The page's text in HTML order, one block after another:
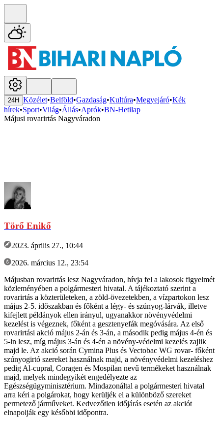
24H Közélet•Belföld•Gazdaság•Kultúra•Megyejáró•Kék
hírek•Sport•Világ•Állás•Aprók•BN-Hetilap
Májusi rovarirtás Nagyváradon
Törő Enikő
2023. április 27., 10:44
2026. március 12., 23:54
Májusban rovarirtás lesz Nagyváradon, hívja fel a lakosok figyelmét
közleményében a polgármesteri hivatal. A tájékoztató szerint a
rovarirtás a közterületeken, a zöld-övezetekben, a vízpartokon lesz
május 2-5. időszakban és főként a légy- és szúnyog-lárvák, illetve
kifejlett példányok ellen irányul, ugyanakkor növényvédelmi
kezelést is végeznek, főként a gesztenyefák megóvására. Az első
rovarirtási akció május 2-án és 3-án, a második pedig május 4-én és
5-ln lesz, míg május 3-án és 4-én a növény-védelmi kezelés zajlik
majd le. Az akció során Cymina Plus és Vectobac WG rovar- főként
szúnyogirtó szereket használnak majd, a növényvédelmi kezeléshez
pedig Al-cupral, Coragen és Mospilan nevű termékeket használnak
majd, melyek mindegyikét engedélyezte az
Egészségügyminisztérium. Mindazonáltal a polgármesteri hivatal
arra kéri a polgárokat, hogy kerüljék el a különböző szereket
permetező járműveket. Kedvezőtlen időjárás esetén az akciót
elnapolják egy későbbi időpontra.